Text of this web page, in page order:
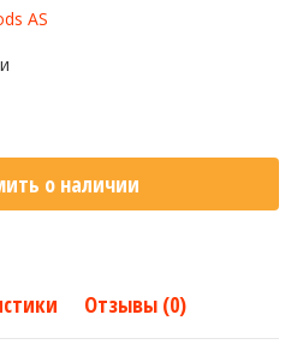
AS
о наличии
Отзывы (0)